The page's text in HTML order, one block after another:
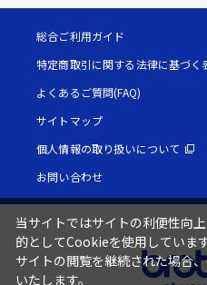
総合ご利用ガイド
特定商取引に関する法律に基づく
よくあるご質問(FAQ)
サイトマップ
個人情報の取り扱いについて
お問い合わせ
当サイトではサイトの利便性向
的としてCookieを使用しています
サイトの閲覧を継続された場合
いたします。